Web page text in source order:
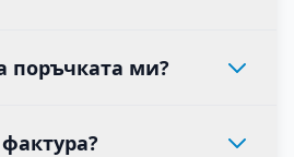
поръчката ми?